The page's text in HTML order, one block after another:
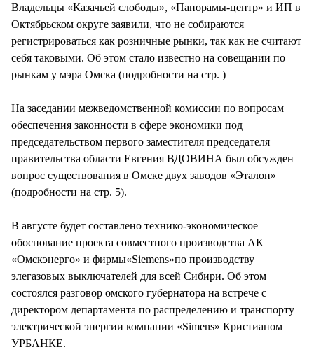
Владельцы «Казачьей слободы», «Панорамы-центр» и ИП в
Октябрьском округе заявили, что не собираются
регистрироваться как розничные рынки, так как не считают
себя таковыми. Об этом стало известно на совещании по
рынкам у мэра Омска (подробности на стр. )
На заседании межведомственной комиссии по вопросам
обеспечения законности в сфере экономики под
председательством первого заместителя председателя
правительства области Евгения ВДОВИНА был обсужден
вопрос существования в Омске двух заводов «Эталон»
(подробности на стр. 5).
В августе будет составлено технико-экономическое
обоснование проекта совместного производства АК
«Омскэнерго» и фирмы«Siemens»по производству
элегазовых выключателей для всей Сибири. Об этом
состоялся разговор омского губернатора на встрече с
директором департамента по распределению и транспорту
электрической энергии компании «Simens» Кристианом
УРБАНКЕ.